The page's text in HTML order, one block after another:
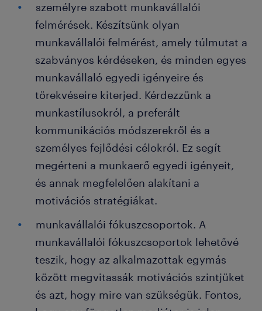
személyre szabott munkavállalói
felmérések. Készítsünk olyan
munkavállalói felmérést, amely túlmutat a
szabványos kérdéseken, és minden egyes
munkavállaló egyedi igényeire és
törekvéseire kiterjed. Kérdezzünk a
munkastílusokról, a preferált
kommunikációs módszerekről és a
személyes fejlődési célokról. Ez segít
megérteni a munkaerő egyedi igényeit,
és annak megfelelően alakítani a
motivációs stratégiákat.
munkavállalói fókuszcsoportok. A
munkavállalói fókuszcsoportok lehetővé
teszik, hogy az alkalmazottak egymás
között megvitassák motivációs szintjüket
és azt, hogy mire van szükségük. Fontos,